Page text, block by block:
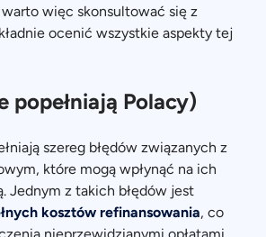
więc skonsultować się z
ocenić wszystkie aspekty tej
popełniają Polacy)
szereg błędów związanych z
które mogą wpłynąć na ich
Jednym z takich błędów jest
kosztów refinansowania, co